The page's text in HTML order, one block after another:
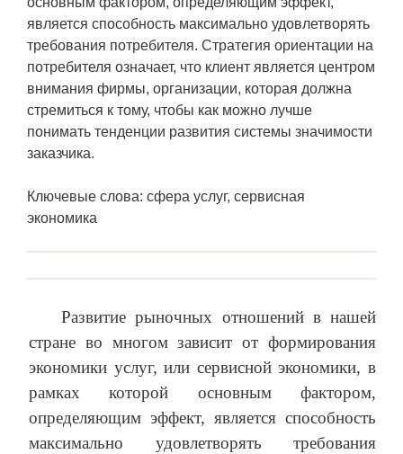
является способность максимально удовлетворять
требования потребителя. Стратегия ориентации на
потребителя означает, что клиент является центром
внимания фирмы, организации, которая должна
стремиться к тому, чтобы как можно лучше
понимать тенденции развития системы значимости
заказчика.
Ключевые слова: сфера услуг, сервисная
экономика
Развитие рыночных отношений в нашей
стране во многом зависит от формирования
экономики услуг, или сервисной экономики, в
рамках которой основным фактором,
определяющим эффект, является способность
максимально удовлетворять требования